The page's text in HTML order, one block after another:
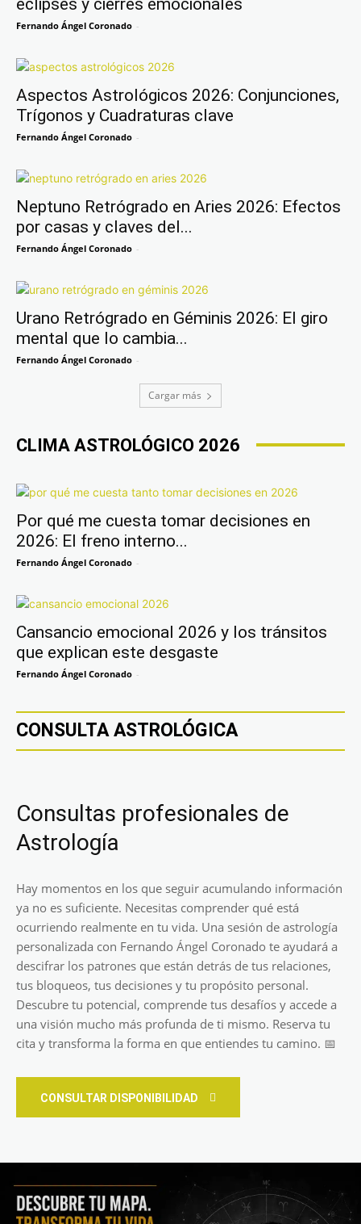
Fernando Ángel Coronado -
Aspectos Astrológicos 2026: Conjunciones,
Trígonos y Cuadraturas clave
Fernando Ángel Coronado -
Neptuno Retrógrado en Aries 2026: Efectos
por casas y claves del...
Fernando Ángel Coronado -
Urano Retrógrado en Géminis 2026: El giro
mental que lo cambia...
Fernando Ángel Coronado -
Cargar más
CLIMA ASTROLÓGICO 2026
Por qué me cuesta tomar decisiones en
2026: El freno interno...
Fernando Ángel Coronado -
Cansancio emocional 2026 y los tránsitos
que explican este desgaste
Fernando Ángel Coronado -
CONSULTA ASTROLÓGICA
Consultas profesionales de
Astrología
Hay momentos en los que seguir acumulando información
ya no es suficiente. Necesitas comprender qué está
ocurriendo realmente en tu vida. Una sesión de astrología
personalizada con Fernando Ángel Coronado te ayudará a
descifrar los patrones que están detrás de tus relaciones,
tus bloqueos, tus decisiones y tu propósito personal.
Descubre tu potencial, comprende tus desafíos y accede a
una visión mucho más profunda de ti mismo. Reserva tu
cita y transforma la forma en que entiendes tu camino. 📅
CONSULTAR DISPONIBILIDAD